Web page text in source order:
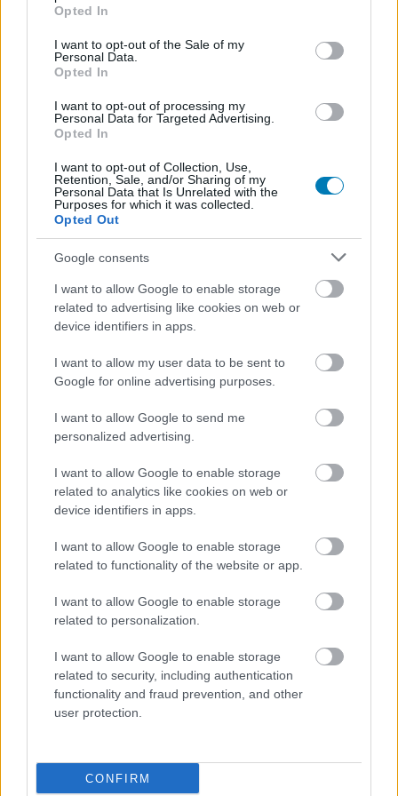
use your data for below specified purposes in below Google
consent section.
Opted In
I want to opt-out of the Sale of my
Personal Data.
Opted In
I want to opt-out of processing my
Personal Data for Targeted Advertising.
Opted In
I want to opt-out of Collection, Use,
Retention, Sale, and/or Sharing of my
Personal Data that Is Unrelated with the
Purposes for which it was collected.
Opted Out
Google consents
I want to allow Google to enable storage
related to advertising like cookies on web or
device identifiers in apps.
I want to allow my user data to be sent to
Google for online advertising purposes.
I want to allow Google to send me
personalized advertising.
I want to allow Google to enable storage
related to analytics like cookies on web or
device identifiers in apps.
I want to allow Google to enable storage
related to functionality of the website or app.
I want to allow Google to enable storage
related to personalization.
I want to allow Google to enable storage
related to security, including authentication
functionality and fraud prevention, and other
user protection.
CONFIRM
2021 szeptember 14. 12:58
Nem kellett sokáig várni az Nvidia hivatalos
közleményére a nagy szivárgás kapcsán.
Unmute
A tegnapi nap folyamán kiszivárgott egy elég méretes
lista a várható GeForce Now játékokról, ez a felsorolás
pedig olyan jelenleg még PlayStation-exkluzívként
számontartott címeket is tartalmazott, mint a God of
War, a Ghost of Tsushima, a Horizon Forbidden West, a
Demon's Souls vagy a Gran Turismo 7.
A felsorolásban szerepelt egy halom játék, ami kapcsán
teljesen hihető, hogy a GeForce Now kínálatában is
megjelenhetnek majd, ilyen volt például a Gears 6, a
Crysis 4, de a PlayStation címek kapcsán felkapták az
emberek a fejüket. Nem véletlenül.
kapcsán. Egészen pontosan úgy fogalmazott a cég
képviselője, hogy tisztában vannak a kiszivárgott listával,
az viszont csak és kizárólag belsős használatra készült,
és már megerősített címek mellett "spekulatív" elemeket
egyáltalán nem tekinthető megerősítésnek arra nézve,
hogy tényleg bekerül a GeForce Now katalógusába
(egyúttal megjelenik PC-re). Egyúttal természetesen
Gyakorlatilag tehát sem megerősíteni, sem cáfolni nem